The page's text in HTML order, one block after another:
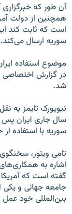
آن طور که
همچنین از دولت
است که ثابت کند
سوریه ارسال می‌کند.
موضوع استفاده
در گزارش اختصاصی
شد.
نیویورک تایمز به
سال جاری ایران پس
سوریه با استفاده
تامی ویتور،‌
اشاره به
گفته است که آمریکا
جامعه جهانی و یکی
بین‌المللی خود عمل